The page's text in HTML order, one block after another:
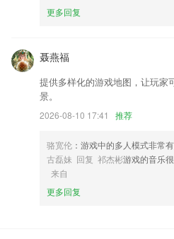
更多回复
聂燕福
提供多样化的游戏地图，让玩家
景。
2026-08-10 17:41 推荐
骆宽伦 ：游戏中的多人模式非常
古磊妹 回复 祁杰彬游戏的音乐
来自
更多回复